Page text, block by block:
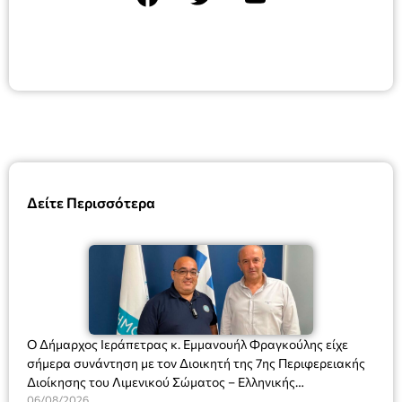
Δείτε Περισσότερα
Ο Δήμαρχος Ιεράπετρας κ. Εμμανουήλ Φραγκούλης είχε
σήμερα συνάντηση με τον Διοικητή της 7ης Περιφερειακής
Διοίκησης του Λιμενικού Σώματος – Ελληνικής
06/08/2026